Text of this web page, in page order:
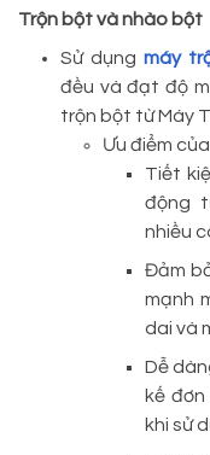
Trộn bột và nhào bột
Sử dụng máy
đều và đạt độ
trộn bột từ Máy
Ưu điểm
Tiết
động
nhiều
Đảm
mạnh
dai và
Dễ
kế
khi sử